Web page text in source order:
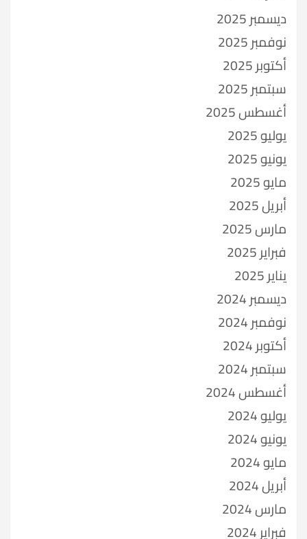
ديسمبر 2025
نوفمبر 2025
أكتوبر 2025
سبتمبر 2025
أغسطس 2025
يوليو 2025
يونيو 2025
مايو 2025
أبريل 2025
مارس 2025
فبراير 2025
يناير 2025
ديسمبر 2024
نوفمبر 2024
أكتوبر 2024
سبتمبر 2024
أغسطس 2024
يوليو 2024
يونيو 2024
مايو 2024
أبريل 2024
مارس 2024
فبراير 2024